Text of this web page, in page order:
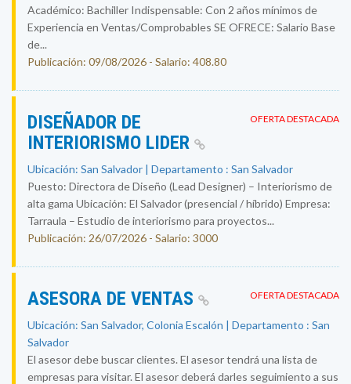
Académico: Bachiller Indispensable: Con 2 años mínimos de
Experiencia en Ventas/Comprobables SE OFRECE: Salario Base
de...
Publicación: 09/08/2026 - Salario: 408.80
OFERTA DESTACADA
DISEÑADOR DE
INTERIORISMO LIDER
Ubicación: San Salvador | Departamento : San Salvador
Puesto: Directora de Diseño (Lead Designer) – Interiorismo de
alta gama Ubicación: El Salvador (presencial / híbrido) Empresa:
Tarraula – Estudio de interiorismo para proyectos...
Publicación: 26/07/2026 - Salario: 3000
OFERTA DESTACADA
ASESORA DE VENTAS
Ubicación: San Salvador, Colonia Escalón | Departamento : San
Salvador
El asesor debe buscar clientes. El asesor tendrá una lista de
empresas para visitar. El asesor deberá darles seguimiento a sus